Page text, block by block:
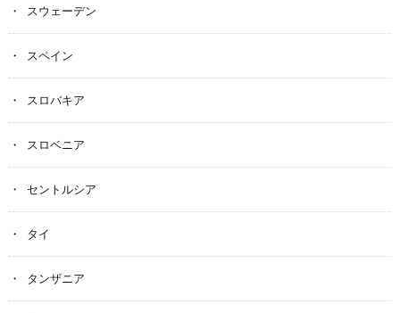
スウェーデン
スペイン
スロバキア
スロベニア
セントルシア
タイ
タンザニア